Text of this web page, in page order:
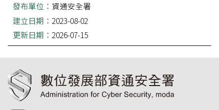
發布單位：資通安全署
建立日期：2023-08-02
更新日期：2026-07-15